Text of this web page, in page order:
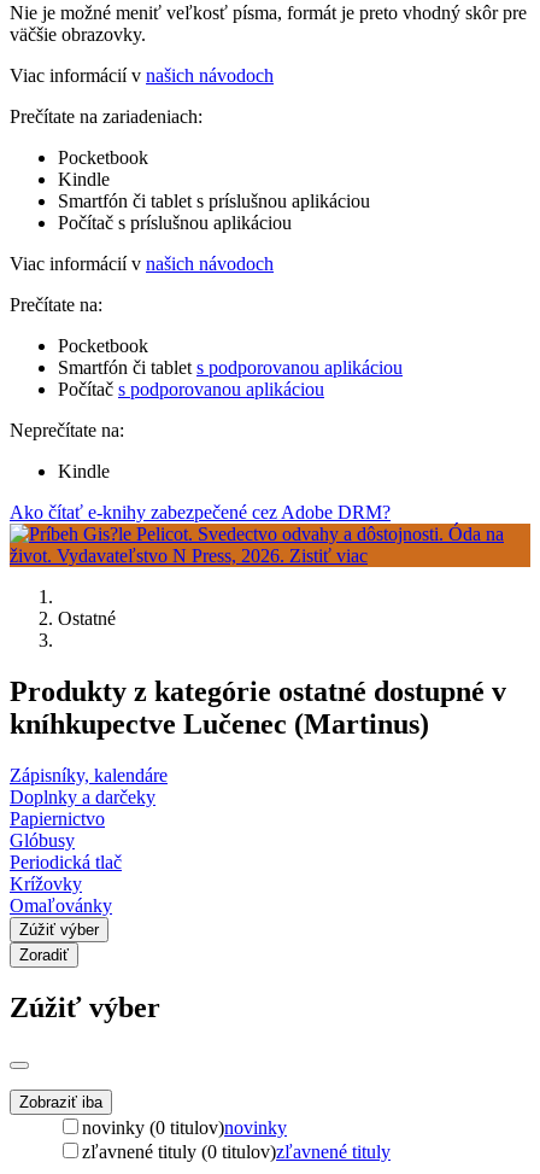
Nie je možné meniť veľkosť písma, formát je preto vhodný skôr pre
väčšie obrazovky.
Viac informácií v našich návodoch
Prečítate na zariadeniach:
Pocketbook
Kindle
Smartfón či tablet s príslušnou aplikáciou
Počítač s príslušnou aplikáciou
Viac informácií v našich návodoch
Prečítate na:
Pocketbook
Smartfón či tablet s podporovanou aplikáciou
Počítač s podporovanou aplikáciou
Neprečítate na:
Kindle
Ako čítať e-knihy zabezpečené cez Adobe DRM?
Ostatné
Produkty z kategórie ostatné dostupné v
kníhkupectve Lučenec (Martinus)
Zápisníky, kalendáre
Doplnky a darčeky
Papiernictvo
Glóbusy
Periodická tlač
Krížovky
Omaľovánky
Zúžiť výber
Zoradiť
Zúžiť výber
Zobraziť iba
novinky (0 titulov)novinky
zľavnené tituly (0 titulov)zľavnené tituly